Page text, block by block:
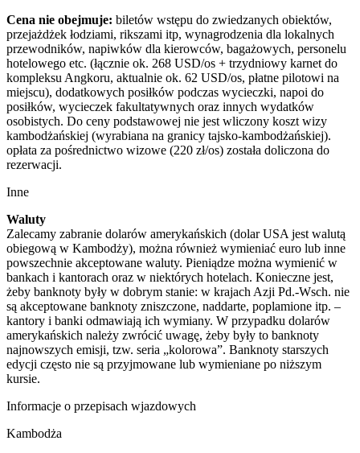
Cena nie obejmuje: biletów wstępu do zwiedzanych obiektów,
przejażdżek łodziami, rikszami itp, wynagrodzenia dla lokalnych
przewodników, napiwków dla kierowców, bagażowych, personelu
hotelowego etc. (łącznie ok. 268 USD/os + trzydniowy karnet do
kompleksu Angkoru, aktualnie ok. 62 USD/os, płatne pilotowi na
miejscu), dodatkowych posiłków podczas wycieczki, napoi do
posiłków, wycieczek fakultatywnych oraz innych wydatków
osobistych. Do ceny podstawowej nie jest wliczony koszt wizy
kambodżańskiej (wyrabiana na granicy tajsko-kambodżańskiej).
opłata za pośrednictwo wizowe (220 zł/os) została doliczona do
rezerwacji.
Inne
Waluty
Zalecamy zabranie dolarów amerykańskich (dolar USA jest walutą
obiegową w Kambodży), można również wymieniać euro lub inne
powszechnie akceptowane waluty. Pieniądze można wymienić w
bankach i kantorach oraz w niektórych hotelach. Konieczne jest,
żeby banknoty były w dobrym stanie: w krajach Azji Pd.-Wsch. nie
są akceptowane banknoty zniszczone, naddarte, poplamione itp. –
kantory i banki odmawiają ich wymiany. W przypadku dolarów
amerykańskich należy zwrócić uwagę, żeby były to banknoty
najnowszych emisji, tzw. seria „kolorowa”. Banknoty starszych
edycji często nie są przyjmowane lub wymieniane po niższym
kursie.
Informacje o przepisach wjazdowych
Kambodża